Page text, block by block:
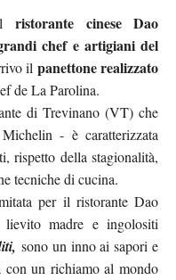
ristorante cinese Dao
chef e artigiani del
il panettone realizzato
de La Parolina.
di Trevinano (VT) che
- è caratterizzata
rispetto della stagionalità,
tecniche di cucina.
per il ristorante Dao
lievito madre e ingolositi
sono un inno ai sapori e
un richiamo al mondo